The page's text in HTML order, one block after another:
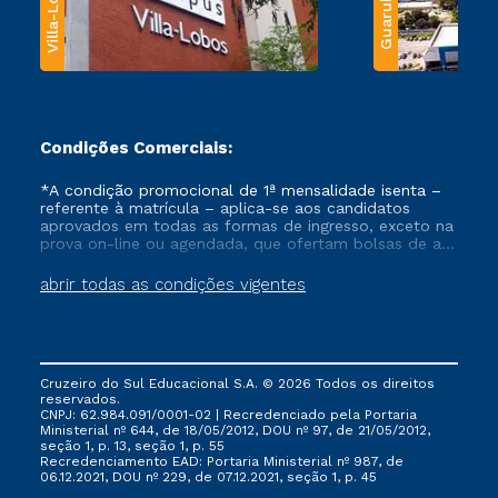
Condições Comerciais:
abrir todas as condições vigentes
*A condição promocional de 1ª mensalidade isenta –
referente à matrícula – aplica-se aos candidatos
aprovados em todas as formas de ingresso, exceto na
prova on-line ou agendada, que ofertam bolsas de até
vigente, que ainda não tenham efetivado e/ou não
tenham cancelado ou trancado sua matrícula em uma
via FIES, Prouni e outros programas governamentais, e
não se acumula com nenhuma outra campanha
ofertada pela Instituição.
Cruzeiro do Sul Educacional S.A. © 2026 Todos os direitos
reservados.
CNPJ: 62.984.091/0001-02 | Recredenciado pela Portaria
Ministerial nº 644, de 18/05/2012, DOU nº 97, de 21/05/2012,
seção 1, p. 13, seção 1, p. 55
Recredenciamento EAD: Portaria Ministerial nº 987, de
06.12.2021, DOU nº 229, de 07.12.2021, seção 1, p. 45